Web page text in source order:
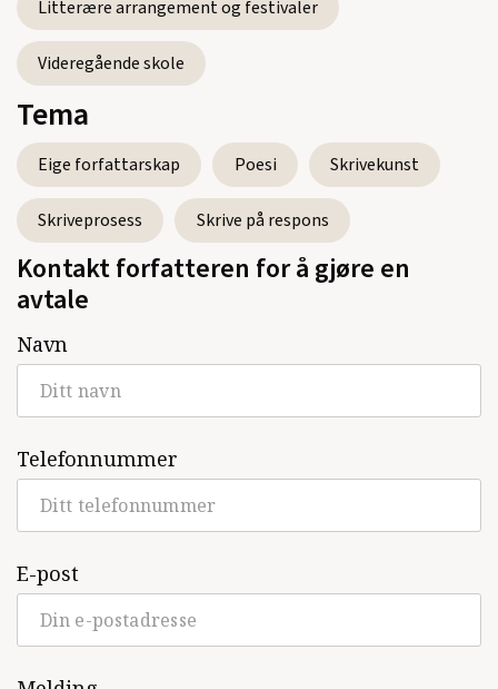
Litterære arrangement og festivaler
Videregående skole
Tema
Eige forfattarskap Poesi Skrivekunst
Skriveprosess Skrive på respons
Kontakt forfatteren for å gjøre en
avtale
Navn
Telefonnummer
E-post